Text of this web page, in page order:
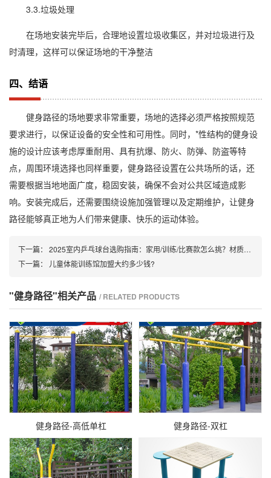
3.3.垃圾处理
在场地安装完毕后，合理地设置垃圾收集区，并对垃圾进行及
时清理，这样可以保证场地的干净整洁
四、结语
健身路径的场地要求非常重要，场地的选择必须严格按照规范
要求进行，以保证设备的安全性和可用性。同时，*性结构的健身设
施的设计应该考虑厚重耐用、具有抗爆、防火、防弹、防盗等特
点，周围环境选择也同样重要，健身路径设置在公共场所的话，还
需要根据当地地面广度，稳固安装，确保不会对公共区域造成影
响。安装完成后，还需要围绕设施加强管理以及定期维护，让健身
路径能够真正地为人们带来健康、快乐的运动体验。
下一篇： 2025室内乒乓球台选购指南：家用/训练/比赛款怎么挑？材质、尺寸、品牌全攻略​
下一篇：
儿童体能训练馆加盟大约多少钱?
"健身路径"相关产品 / RELATED PRODUCTS
健身路径-高低单杠 健身路径-双杠